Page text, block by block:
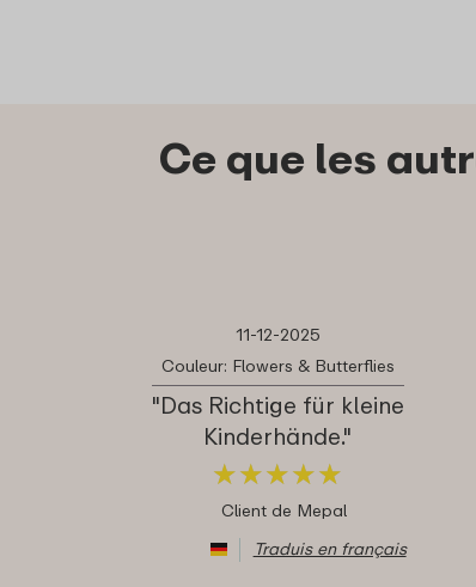
Ce que les
11-12-2025
Couleur: Flowers & Butterflies
"Das Richtige für kleine
Kinderhände."
★★★★★
★★★★★
Client de Mepal
Traduis en français